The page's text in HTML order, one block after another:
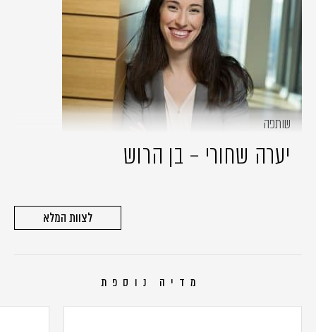
שותפה
יערה שחורי – בן הרוש
לצוות המלא
מדיה נוספת